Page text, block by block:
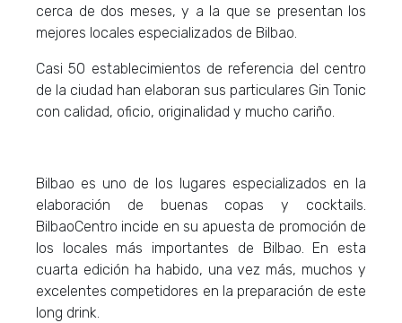
cerca de dos meses, y a la que se presentan los
mejores locales especializados de Bilbao.
Casi 50 establecimientos de referencia del centro
de la ciudad han elaboran sus particulares Gin Tonic
con calidad, oficio, originalidad y mucho cariño.
Bilbao es uno de los lugares especializados en la
elaboración de buenas copas y cocktails.
BilbaoCentro incide en su apuesta de promoción de
los locales más importantes de Bilbao. En esta
cuarta edición ha habido, una vez más, muchos y
excelentes competidores en la preparación de este
long drink.